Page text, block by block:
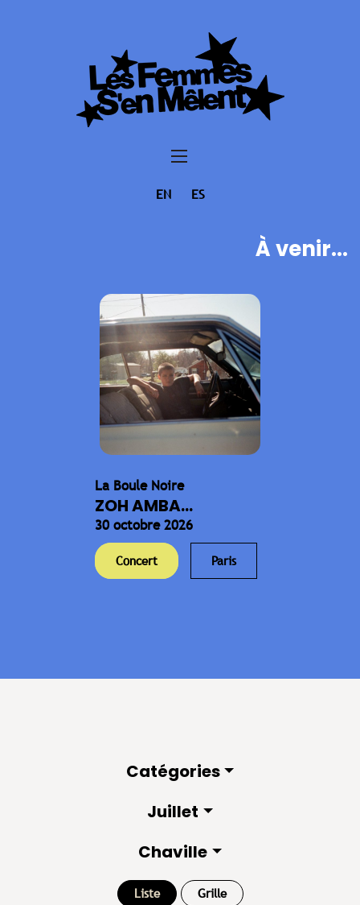
EN ES
À venir...
La Boule Noire
ZOH AMBA...
30 octobre 2026
Concert Paris
Catégories
Juillet
Chaville
Liste Grille